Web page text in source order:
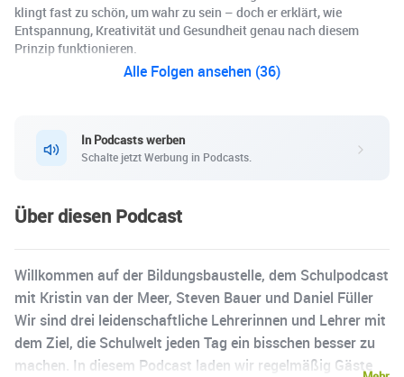
klingt fast zu schön, um wahr zu sein – doch er erklärt, wie
Entspannung, Kreativität und Gesundheit genau nach diesem
Prinzip funktionieren.
Alle Folgen ansehen (36)
In Podcasts werben
Schalte jetzt Werbung in Podcasts.
Über diesen Podcast
Willkommen auf der Bildungsbaustelle, dem Schulpodcast
mit Kristin van der Meer, Steven Bauer und Daniel Füller
Wir sind drei leidenschaftliche Lehrerinnen und Lehrer mit
dem Ziel, die Schulwelt jeden Tag ein bisschen besser zu
machen. In diesem Podcast laden wir regelmäßig Gäste